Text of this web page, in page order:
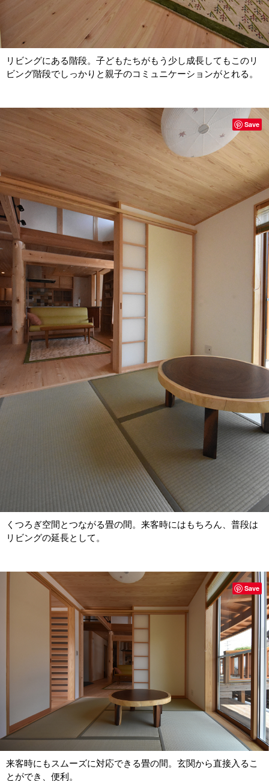
リビングにある階段。子どもたちがもう少し成長してもこのリ
ビング階段でしっかりと親子のコミュニケーションがとれる。
くつろぎ空間とつながる畳の間。来客時にはもちろん、普段は
リビングの延長として。
Save
来客時にもスムーズに対応できる畳の間。玄関から直接入るこ
とができ、便利。
Save